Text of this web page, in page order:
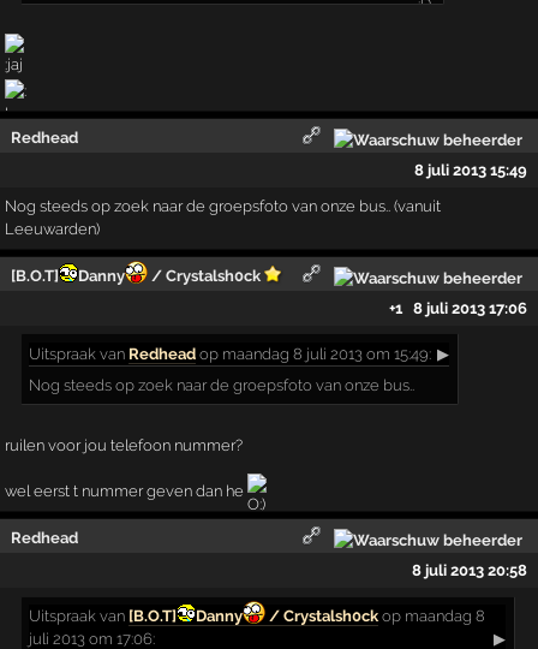
Redhead
8 juli 2013 15:49
Nog steeds op zoek naar de groepsfoto van onze bus.. (vanuit
Leeuwarden)
[B.O.T] Danny
/ Crystalsh0ck
+1
8 juli 2013 17:06
Uitspraak van Redhead op maandag 8 juli 2013 om 15:49: ▶
Nog steeds op zoek naar de groepsfoto van onze bus..
ruilen voor jou telefoon nummer?
wel eerst t nummer geven dan he
Redhead
8 juli 2013 20:58
Uitspraak van [B.O.T] Danny / Crystalsh0ck op maandag 8
juli 2013 om 17:06:
▶